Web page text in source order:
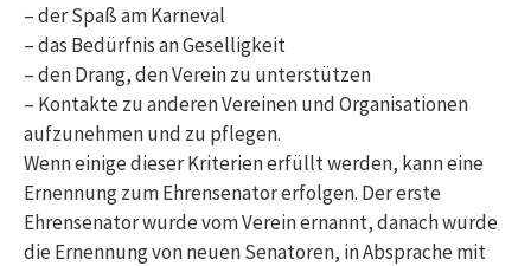
– der Spaß am Karneval
– das Bedürfnis an Geselligkeit
– den Drang, den Verein zu unterstützen
– Kontakte zu anderen Vereinen und Organisationen
aufzunehmen und zu pflegen.
Wenn einige dieser Kriterien erfüllt werden, kann eine
Ernennung zum Ehrensenator erfolgen. Der erste
Ehrensenator wurde vom Verein ernannt, danach wurde
die Ernennung von neuen Senatoren, in Absprache mit